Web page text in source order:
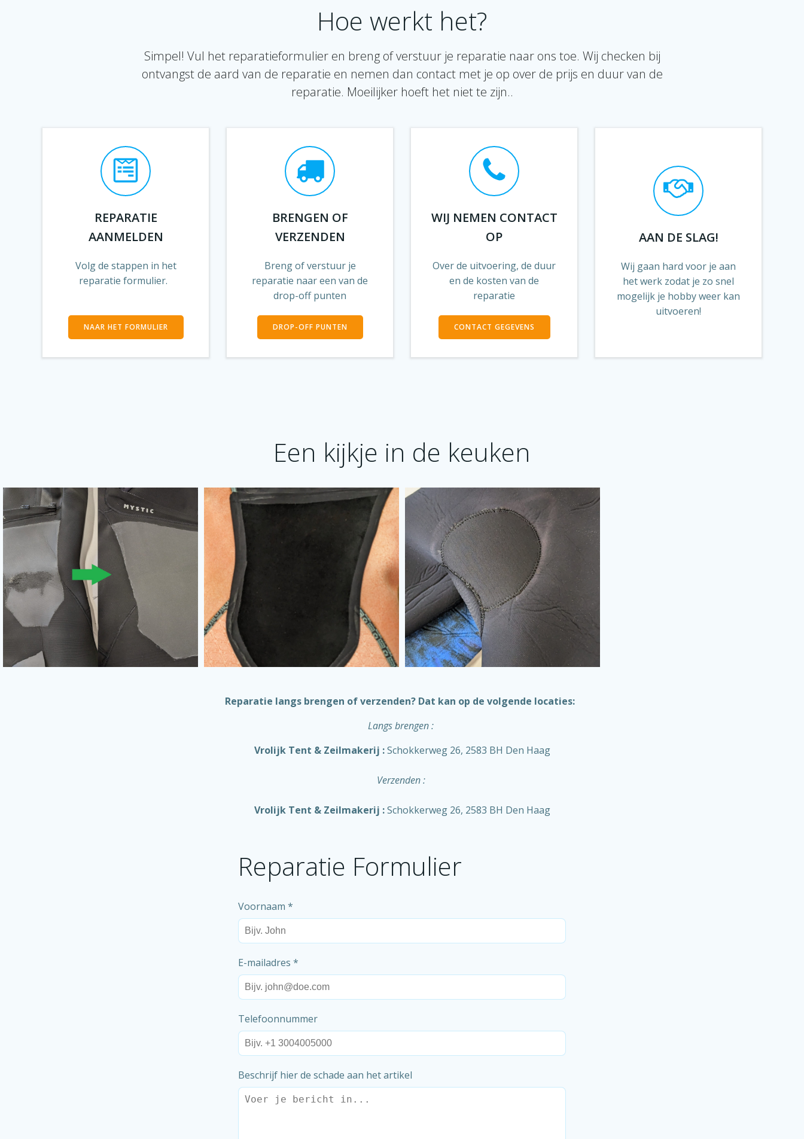
Hoe werkt het?
Simpel! Vul het reparatieformulier en breng of verstuur je reparatie naar ons toe. Wij checken bij
ontvangst de aard van de reparatie en nemen dan contact met je op over de prijs en duur van de
reparatie. Moeilijker hoeft het niet te zijn..
REPARATIE
AANMELDEN
Volg de stappen in het
reparatie formulier.
NAAR HET FORMULIER
BRENGEN OF
VERZENDEN
Breng of verstuur je
reparatie naar een van de
drop-off punten
DROP-OFF PUNTEN
WIJ NEMEN CONTACT
OP
Over de uitvoering, de duur
en de kosten van de
reparatie
CONTACT GEGEVENS
AAN DE SLAG!
Wij gaan hard voor je aan
het werk zodat je zo snel
mogelijk je hobby weer kan
uitvoeren!
Een kijkje in de keuken
Reparatie langs brengen of verzenden? Dat kan op de volgende locaties:
Langs brengen :
Vrolijk Tent & Zeilmakerij :Schokkerweg 26, 2583 BH Den Haag
Verzenden :
Vrolijk Tent & Zeilmakerij :Schokkerweg 26, 2583 BH Den Haag
Reparatie Formulier
Voornaam *
E-mailadres *
Telefoonnummer
Beschrijf hier de schade aan het artikel